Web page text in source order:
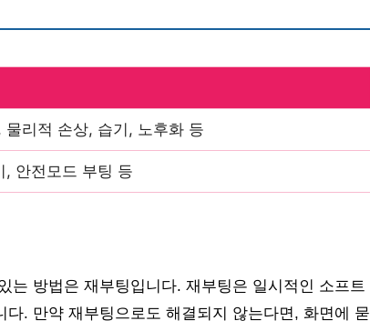
물리적 손상, 습기, 노후화 등
, 안전모드 부팅 등
는 방법은 재부팅입니다. 재부팅은 일시적인 소프트
. 만약 재부팅으로도 해결되지 않는다면, 화면에 묻